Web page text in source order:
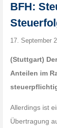
BFH:
17. September
(Stuttgart)
Anteilen im
Allerdings ist
Übertragung